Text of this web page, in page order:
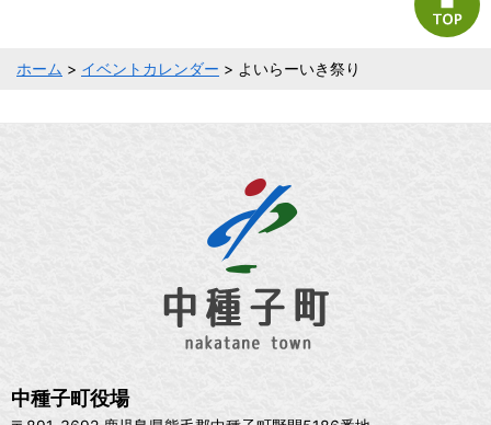
ホーム > イベントカレンダー > よいらーいき祭り
中種子町役場